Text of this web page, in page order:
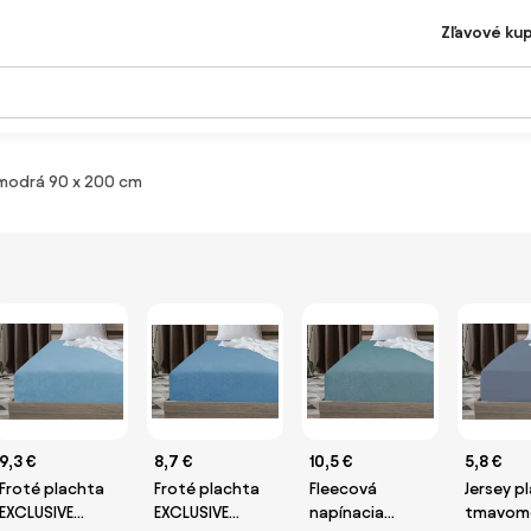
Zľavové
90 x 200 cm
9,3 €
Froté plachta
EXCLUSIVE
8,7 €
Froté plachta
EXCLUSIVE
10,5 €
Fleecová
napínacia
5,8 €
Jersey